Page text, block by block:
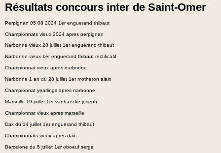
Résultats concours inter de Saint-Omer
Perpignan 05 08 2024 1er enguerand thibaut
Championnats vieux 2024 apres perpignan
Narbonne vieux 28 juillet 1er enguerand thibaut
Narbonne vieux 1er enguerand thibaut rectificatif
Championnat vieux apres narbonne
Narbonne 1 an du 28 juillet 1er motheron alain
Championnat yearlings apres narbonne
Marseille 19 juillet 1er vanhaecke joseph
Championnat vieux apres marseille
Dax du 14 juillet 1er enguerand thibaut
Championnats vieux apres dax
Barcelone du 5 juillet 1er oboeuf serge